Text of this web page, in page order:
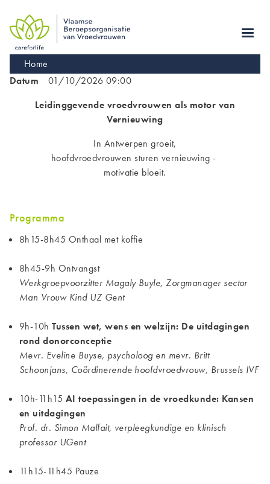
main
navigation
Kruimelpad
Home
Datum
01/10/2026 09:00
Leidinggevende vroedvrouwen als motor van
Vernieuwing
In Antwerpen groeit,
hoofdvroedvrouwen sturen vernieuwing -
motivatie bloeit.
Programma
8h15-8h45 Onthaal met koffie
8h45-9h Ontvangst
Werkgroepvoorzitter Magaly Buyle, Zorgmanager sector
Man Vrouw Kind UZ Gent
9h-10hTussen wet, wens en welzijn: De uitdagingen
rond donorconceptie
Mevr. Eveline Buyse, psycholoog en mevr. Britt
Schoonjans, Coördinerende hoofdvroedvrouw, Brussels IVF
10h-11h15 AI toepassingen in de vroedkunde: Kansen
en uitdagingen
Prof. dr. Simon Malfait, verpleegkundige en klinisch
professor UGent
11h15-11h45 Pauze